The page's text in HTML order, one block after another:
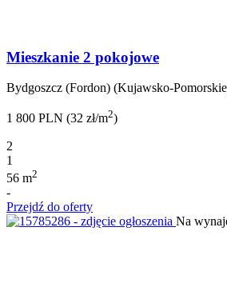
Mieszkanie 2 pokojowe
Bydgoszcz (Fordon) (Kujawsko-
1 800 PLN (32 zł/m2)
2
1
56 m2
-
Przejdź do oferty
Na